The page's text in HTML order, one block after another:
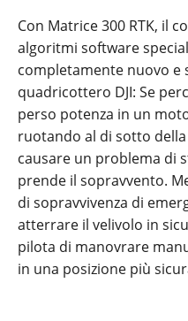
Con Matrice 300 RTK, il
algoritmi software
completamente nuovo e
quadricottero DJI: Se
perso potenza in un
ruotando al di sotto
causare un problema di
prende il sopravvento.
di sopravvivenza di
atterrare il velivolo in
pilota di manovrare
in una posizione più